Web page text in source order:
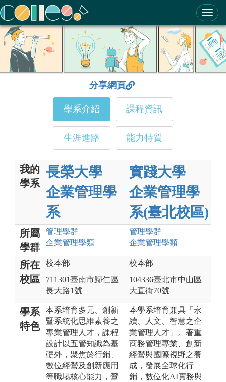
ColleGo! 大學選才與高中育才輔助系統
分享網頁
學系介紹 課程資訊
生涯進路 能力特質
我的
學系
長榮大學
企業管理學
系
實踐大學
企業管理學
系(臺北校區)
所屬
學群
管理學群
企業管理學類
管理學群
企業管理學類
所在
校區
校本部
711301臺南市歸仁區
長大路1號
校本部
104336臺北市中山區
大直街70號
學系
特色
本系培育多元、創新
暨系統化思維素養之
專業管理人才，課程
設計以五管知識為基
礎外，聚焦於行銷、
數位經營及創新應用
等職場核心能力，營
本學系培育兼具「永
續、人文、智慧之企
業管理人才」。著重
商務管理專業、創新
經營與國際視野之養
成，發展全球化行
銷，數位化AI實務與